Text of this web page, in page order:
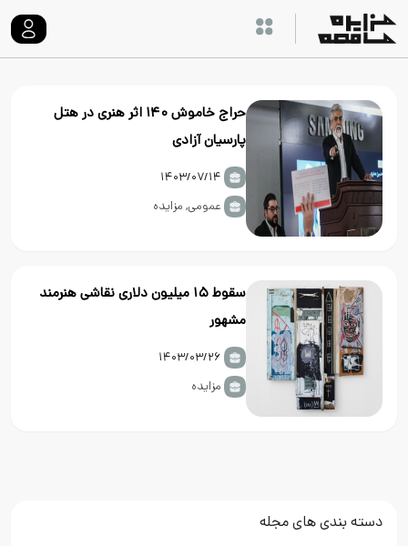
حراج خاموش ۱۴۰ اثر هنری در هتل
پارسیان آزادی
عمومی, مزایده
سقوط ۱۵ میلیون دلاری نقاشی هنرمند
مشهور
مزایده
دسته بندی های مجله